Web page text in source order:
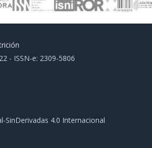
- ISSN-e: 2309-5806
4.0 Internacional